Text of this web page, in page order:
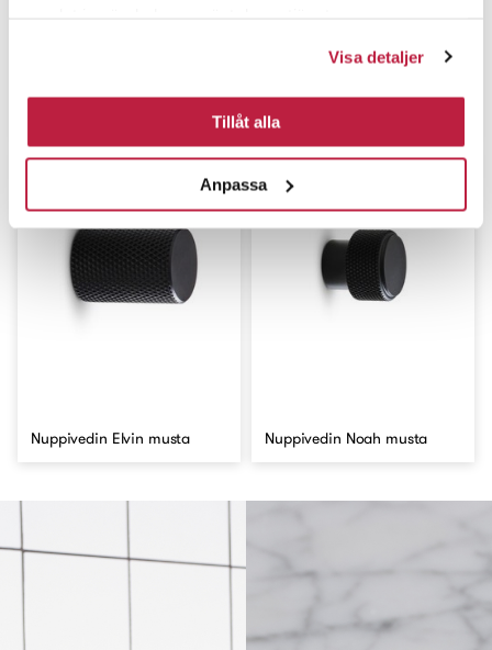
Visa detaljer
Tillåt alla
Anpassa
Kalustevedinsapluuna
Nuppivedin Liam musta
Nuppivedin Elvin musta Nuppivedin Noah musta